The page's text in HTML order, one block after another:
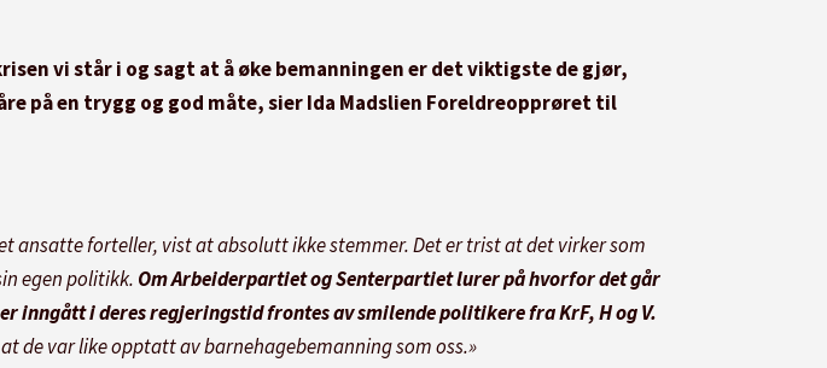
vi står i og sagt at å øke bemanningen er det viktigste de gjør,
på en trygg og god måte, sier Ida Madslien Foreldreopprøret til
ansatte forteller, vist at absolutt ikke stemmer. Det er trist at det virker som
egen politikk. Om Arbeiderpartiet og Senterpartiet lurer på hvorfor det går
inngått i deres regjeringstid frontes av smilende politikere fra KrF, H og V.
de var like opptatt av barnehagebemanning som oss.»